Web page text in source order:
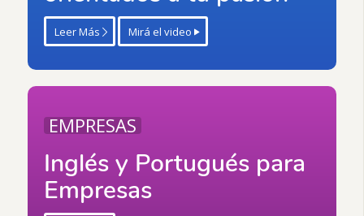
Leer Más Mirá el video
EMPRESAS
Inglés y Portugués para
Empresas